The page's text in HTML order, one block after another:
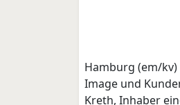
Hamburg (em/
Image und
Kreth, Inhaber